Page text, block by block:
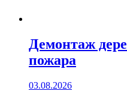
Демонтаж
пожара
03.08.2026